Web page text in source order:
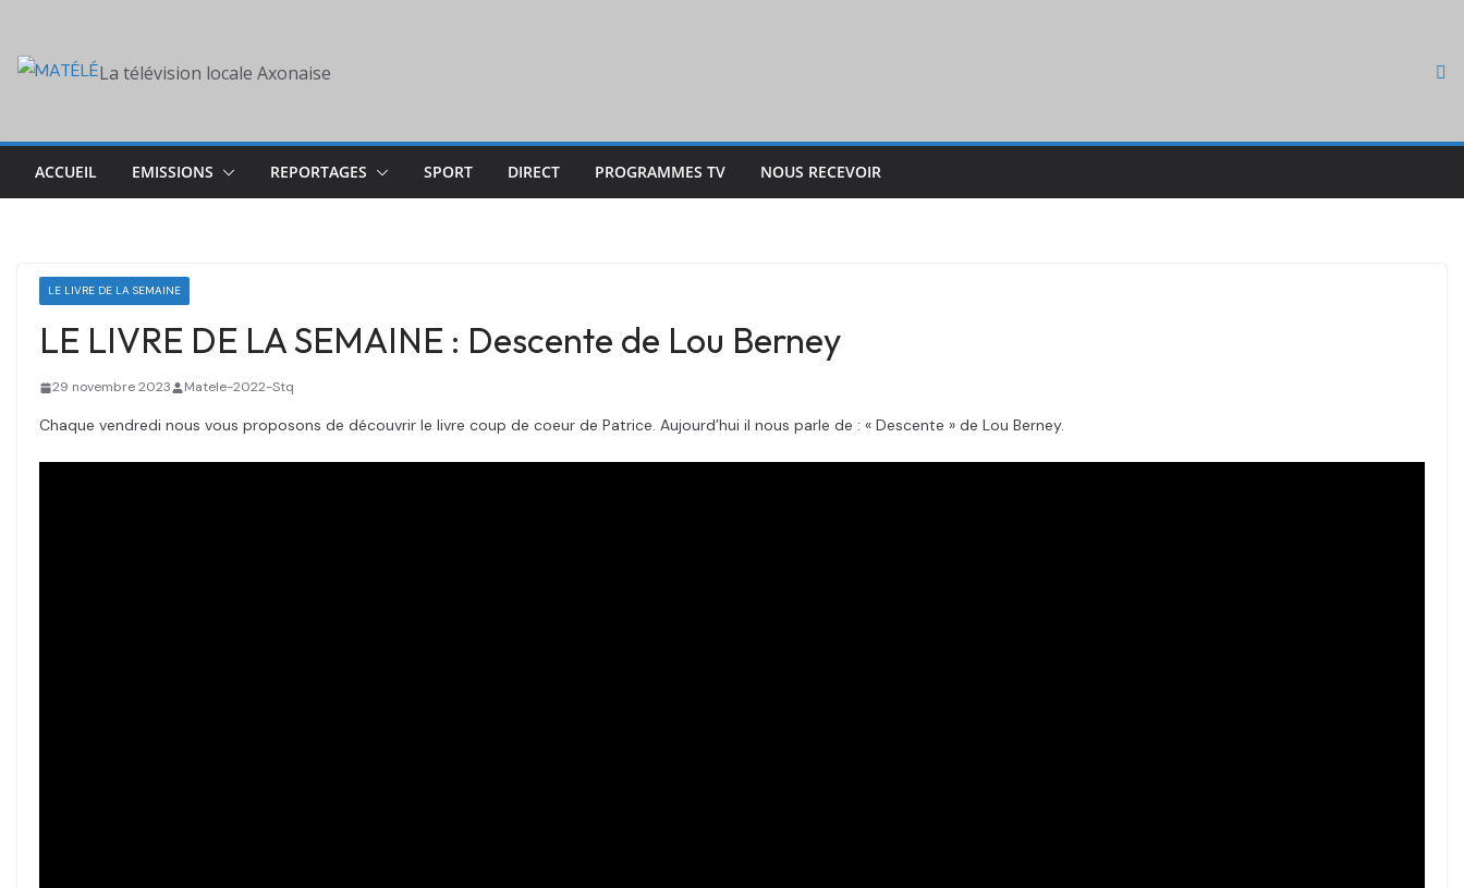
content
La télévision locale Axonaise
ACCUEIL EMISSIONS REPORTAGES SPORT DIRECT PROGRAMMES TV NOUS RECEVOIR
LE LIVRE DE LA SEMAINE
LE LIVRE DE LA SEMAINE : Descente de Lou Berney
29 novembre 2023 Matele-2022-Stq
Chaque vendredi nous vous proposons de découvrir le livre coup de coeur de Patrice. Aujourd’hui il nous parle de : « Descente » de Lou Berney.